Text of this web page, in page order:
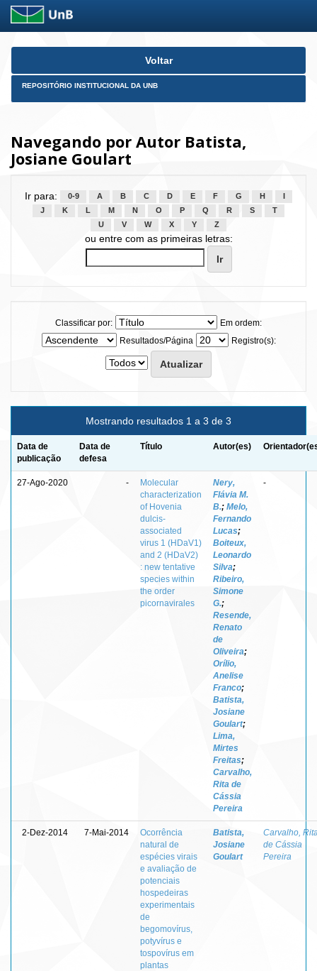
Skip
Voltar
REPOSITÓRIO INSTITUCIONAL DA UNB
Navegando por Autor Batista,
Josiane Goulart
Ir para: 0-9 A B C D E F G H
J
K L M N O P Q R S
T
U
V W X Y Z
ou entre com as primeiras letras:
Classificar por:
Em ordem:
Resultados/Página
Registro(s):
Mostrando resultados 1 a 3 de 3
Data de
publicação
Data de
defesa
Título Autor(es)
27-Ago-2020 -
Molecular
characterization
of Hovenia
dulcis-
associated
virus 1 (HDaV1)
and 2 (HDaV2)
: new tentative
species within
the order
picornavirales
Nery,
Flávia M.
B.; Melo,
Fernando
Lucas;
Boiteux,
Leonardo
Silva;
Ribeiro,
Simone
G.;
Resende,
Renato
de
Oliveira;
Orílio,
Anelise
Franco;
Batista,
Josiane
Goulart;
Lima,
Mirtes
Freitas;
Carvalho,
Rita de
Cássia
Pereira
-
2-Dez-2014 7-Mai-2014
Ocorrência
natural de
espécies virais
e avaliação de
potenciais
hospedeiras
experimentais
de
begomovírus,
potyvírus e
tospovírus em
plantas
Batista,
Josiane
Goulart
Carvalho,
de Cássia
Pereira